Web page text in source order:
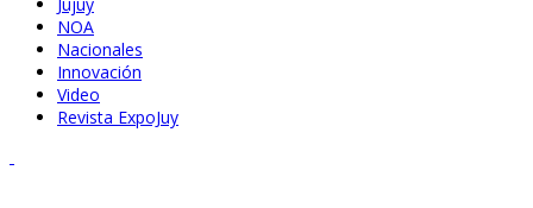
NOA
Nacionales
Innovación
Video
Revista ExpoJuy